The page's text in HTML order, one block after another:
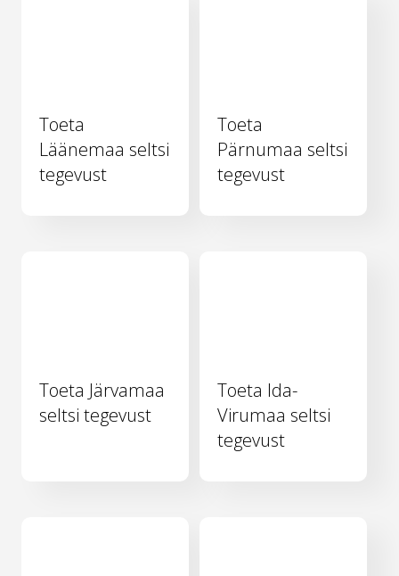
Toeta
Läänemaa seltsi
tegevust
Toeta
Pärnumaa seltsi
tegevust
Toeta Järvamaa
seltsi tegevust
Toeta Ida-
Virumaa seltsi
tegevust